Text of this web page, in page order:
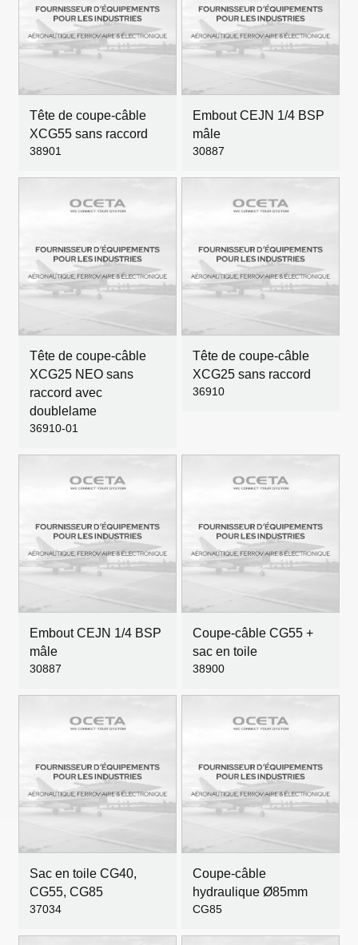
Tête de coupe-câble
XCG55 sans raccord
38901
Embout CEJN 1/4 BSP
mâle
30887
Tête de coupe-câble
XCG25 NEO sans
raccord avec
doublelame
36910-01
Tête de coupe-câble
XCG25 sans raccord
36910
Embout CEJN 1/4 BSP
mâle
30887
Coupe-câble CG55 +
sac en toile
38900
Sac en toile CG40,
CG55, CG85
37034
Coupe-câble
hydraulique Ø85mm
CG85